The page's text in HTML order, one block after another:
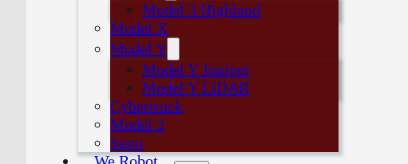
Model 3 Highland
Model X
Model Y
Model Y Juniper
Model Y LiDAR
Cybertruck
Model 2
Semi